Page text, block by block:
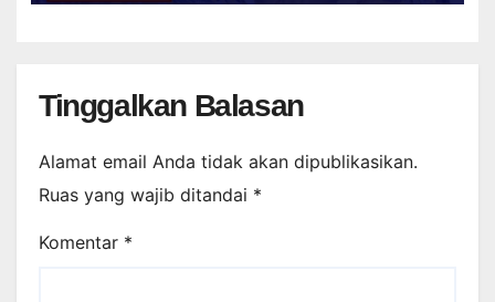
Tinggalkan Balasan
Alamat email Anda tidak akan dipublikasikan.
Ruas yang wajib ditandai *
Komentar *